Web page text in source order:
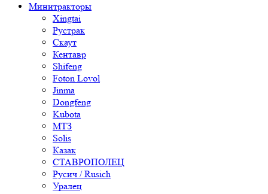
Минитракторы
Xingtai
Рустрак
Скаут
Кентавр
Shifeng
Foton Lovol
Jinma
Dongfeng
Kubota
МТЗ
Solis
Казак
СТАВРОПОЛЕЦ
Русич / Rusich
Уралец